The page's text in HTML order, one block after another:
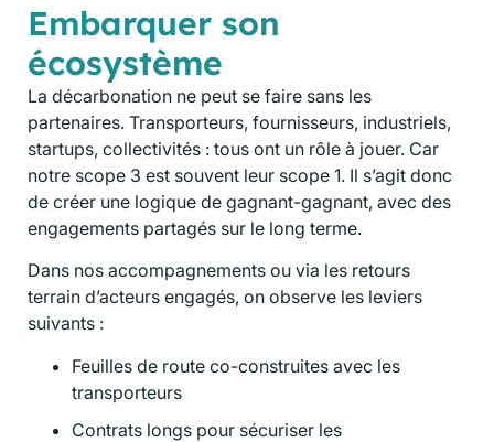
Embarquer son
écosystème
La décarbonation ne peut se faire sans les
partenaires. Transporteurs, fournisseurs, industriels,
startups, collectivités : tous ont un rôle à jouer. Car
notre scope 3 est souvent leur scope 1. Il s’agit donc
de créer une logique de gagnant-gagnant, avec des
engagements partagés sur le long terme.
Dans nos accompagnements ou via les retours
terrain d’acteurs engagés, on observe les leviers
suivants :
Feuilles de route co-construites avec les
transporteurs
Contrats longs pour sécuriser les